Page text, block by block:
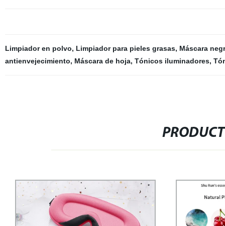
Limpiador en polvo, Limpiador para pieles grasas, Máscara
antienvejecimiento, Máscara de hoja, Tónicos iluminadores,